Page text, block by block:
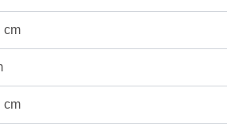
cm
cm